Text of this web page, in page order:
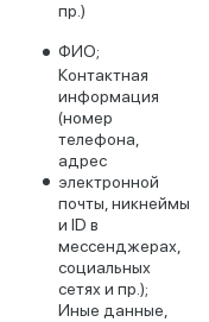
пр.)
ФИО;
Контактная
информация
(номер
телефона,
адрес
электронной
почты, никнеймы
и ID в
мессенджерах,
социальных
сетях и пр.);
Иные данные,